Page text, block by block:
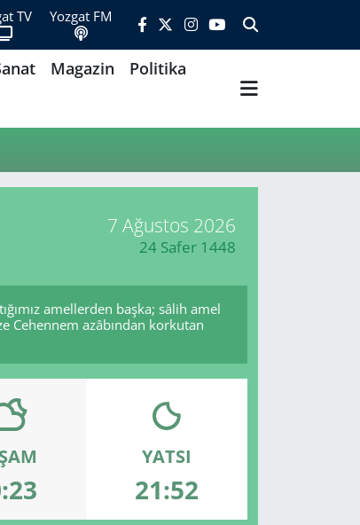
TV Yozgat FM
Magazin
Politika
7 Ağustos 2026
24 Safer 1448
amellerden başka; sâlih amel
Cehennem azâbından korkutan
YATSI
21:52